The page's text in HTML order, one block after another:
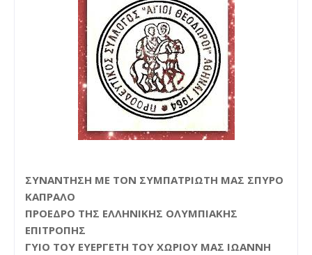
ΣΥΝΑΝΤΗΣΗ ΜΕ ΤΟΝ ΣΥΜΠΑΤΡΙΩΤΗ ΜΑΣ ΣΠΥΡΟ
ΚΑΠΡΑΛΟ
ΠΡΟΕΔΡΟ ΤΗΣ ΕΛΛΗΝΙΚΗΣ ΟΛΥΜΠΙΑΚΗΣ
ΕΠΙΤΡΟΠΗΣ
ΓΥΙΟ ΤΟΥ ΕΥΕΡΓΕΤΗ ΤΟΥ ΧΩΡΙΟΥ ΜΑΣ ΙΩΑΝΝΗ